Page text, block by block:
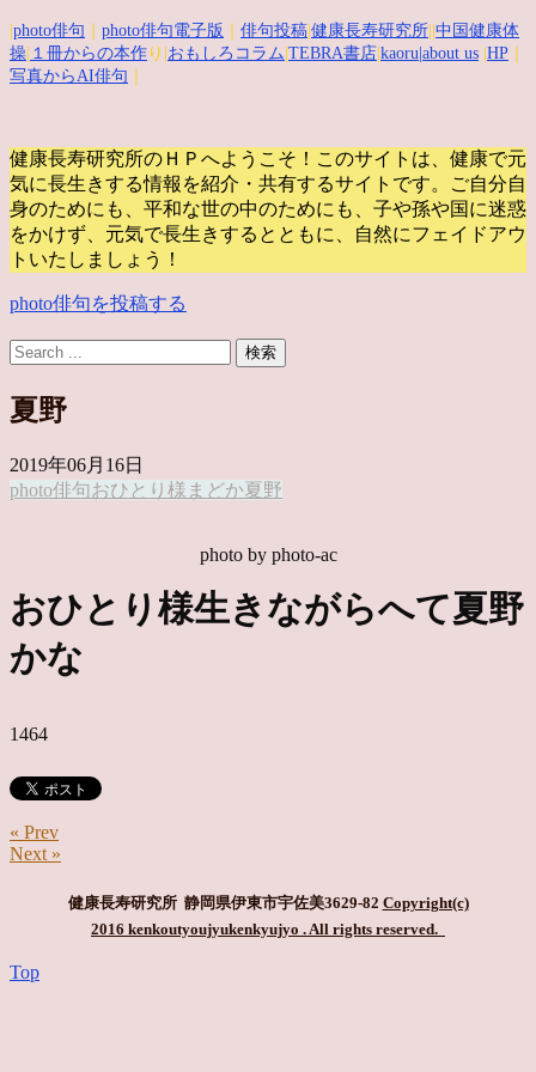
photo俳句 photo俳句電子版 俳句投稿 健康長寿研究所 中国健康体
操 １冊からの本作 り| おもしろコラム TEBRA書店 kaoru |about us HP
写真からAI俳句
健康長寿研究所のＨＰへようこそ！このサイトは、健康で元
気に長生きする情報を紹介・共有するサイトです。
ご自分自
身のためにも、平和な世の中のためにも、子や孫や国に迷惑
をかけず、元気で長生きするとともに、自然にフェイドアウ
トいたしましょう！
photo俳句を投稿する
夏野
2019年06月16日
photo俳句おひとり様 まどか夏野
photo by photo-ac
おひとり様生きながらへて夏野
かな
1464
« Prev
Next »
健康長寿研究所 静岡県伊東市宇佐美3629-82 Copyright(c)
2016 kenkoutyoujyukenkyujyo . All rights reserved.
Top